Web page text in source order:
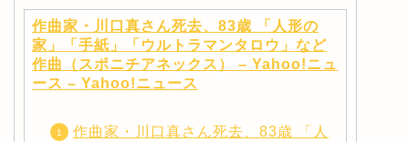
作曲家・川口真さん死去、83歳 「人形の
家」「手紙」「ウルトラマンタロウ」など
作曲（スポニチアネックス） – Yahoo!ニュ
ース – Yahoo!ニュース
作曲家・川口真さん死去、83歳 「人